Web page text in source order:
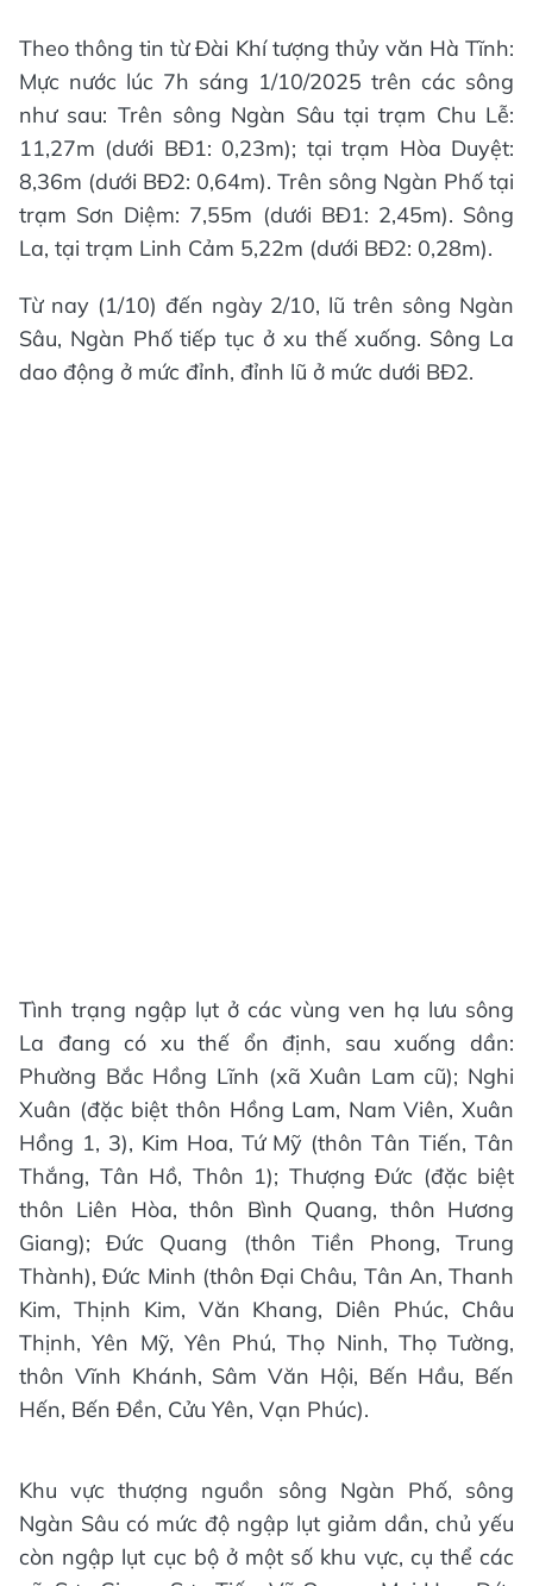
Theo thông tin từ Đài Khí tượng thủy văn Hà Tĩnh:
Mực nước lúc 7h sáng 1/10/2025 trên các sông
như sau: Trên sông Ngàn Sâu tại trạm Chu Lễ:
11,27m (dưới BĐ1: 0,23m); tại trạm Hòa Duyệt:
8,36m (dưới BĐ2: 0,64m). Trên sông Ngàn Phố tại
trạm Sơn Diệm: 7,55m (dưới BĐ1: 2,45m). Sông
La, tại trạm Linh Cảm 5,22m (dưới BĐ2: 0,28m).
Từ nay (1/10) đến ngày 2/10, lũ trên sông Ngàn
Sâu, Ngàn Phố tiếp tục ở xu thế xuống. Sông La
dao động ở mức đỉnh, đỉnh lũ ở mức dưới BĐ2.
Tình trạng ngập lụt ở các vùng ven hạ lưu sông
La đang có xu thế ổn định, sau xuống dần:
Phường Bắc Hồng Lĩnh (xã Xuân Lam cũ); Nghi
Xuân (đặc biệt thôn Hồng Lam, Nam Viên, Xuân
Hồng 1, 3), Kim Hoa, Tứ Mỹ (thôn Tân Tiến, Tân
Thắng, Tân Hồ, Thôn 1); Thượng Đức (đặc biệt
thôn Liên Hòa, thôn Bình Quang, thôn Hương
Giang); Đức Quang (thôn Tiền Phong, Trung
Thành), Đức Minh (thôn Đại Châu, Tân An, Thanh
Kim, Thịnh Kim, Văn Khang, Diên Phúc, Châu
Thịnh, Yên Mỹ, Yên Phú, Thọ Ninh, Thọ Tường,
thôn Vĩnh Khánh, Sâm Văn Hội, Bến Hầu, Bến
Hến, Bến Đền, Cửu Yên, Vạn Phúc).
Khu vực thượng nguồn sông Ngàn Phố, sông
Ngàn Sâu có mức độ ngập lụt giảm dần, chủ yếu
còn ngập lụt cục bộ ở một số khu vực, cụ thể các